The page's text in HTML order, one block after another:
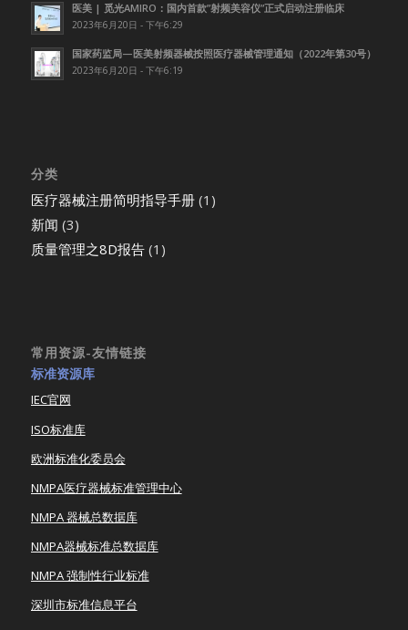
医美 | 觅光AMIRO：国内首款”射频美容仪”正式启动注册临床
2023年6月20日 - 下午6:29
国家药监局—医美射频器械按照医疗器械管理通知（2022年第30号）
2023年6月20日 - 下午6:19
分类
医疗器械注册简明指导手册(1)
新闻 (3)
质量管理之8D报告(1)
常用资源-友情链接
标准资源库
IEC官网
ISO标准库
欧洲标准化委员会
NMPA医疗器械标准管理中心
NMPA 器械总数据库
NMPA器械标准总数据库
NMPA 强制性行业标准
深圳市标准信息平台